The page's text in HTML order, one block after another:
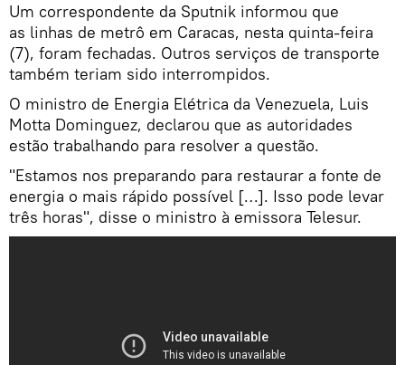
Um correspondente da Sputnik informou que
as linhas de metrô em Caracas, nesta quinta-feira
(7), foram fechadas. Outros serviços de transporte
também teriam sido interrompidos.
O ministro de Energia Elétrica da Venezuela, Luis
Motta Dominguez, declarou que as autoridades
estão trabalhando para resolver a questão.
"Estamos nos preparando para restaurar a fonte de
energia o mais rápido possível […]. Isso pode levar
três horas", disse o ministro à emissora Telesur.